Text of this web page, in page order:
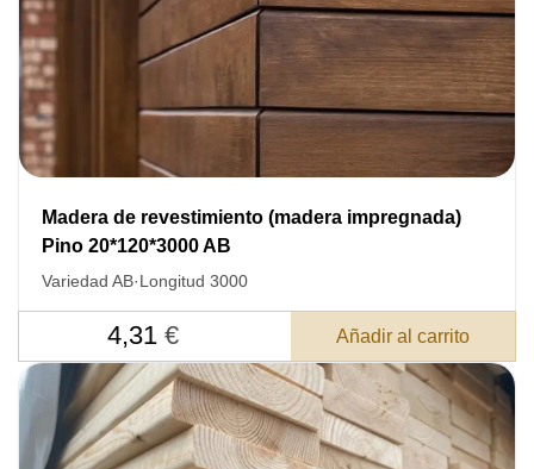
Madera de revestimiento (madera impregnada)
Pino 20*120*3000 AB
Variedad AB·Longitud 3000
4,31 € Añadir al carrito